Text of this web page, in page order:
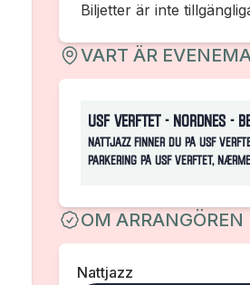
Biljetter är inte
VART ÄR
USF Verftet - Nordnes -
Nattjazz finner du på USF
parkering på USF Verftet,
OM ARRANGÖREN
Nattjazz